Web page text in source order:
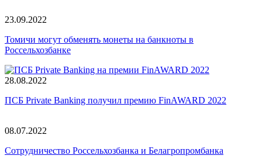
23.09.2022
Томичи могут обменять монеты на банкноты в
Россельхозбанке
28.08.2022
ПСБ Private Banking получил премию FinAWARD 2022
08.07.2022
Сотрудничество Россельхозбанка и Белагропромбанка